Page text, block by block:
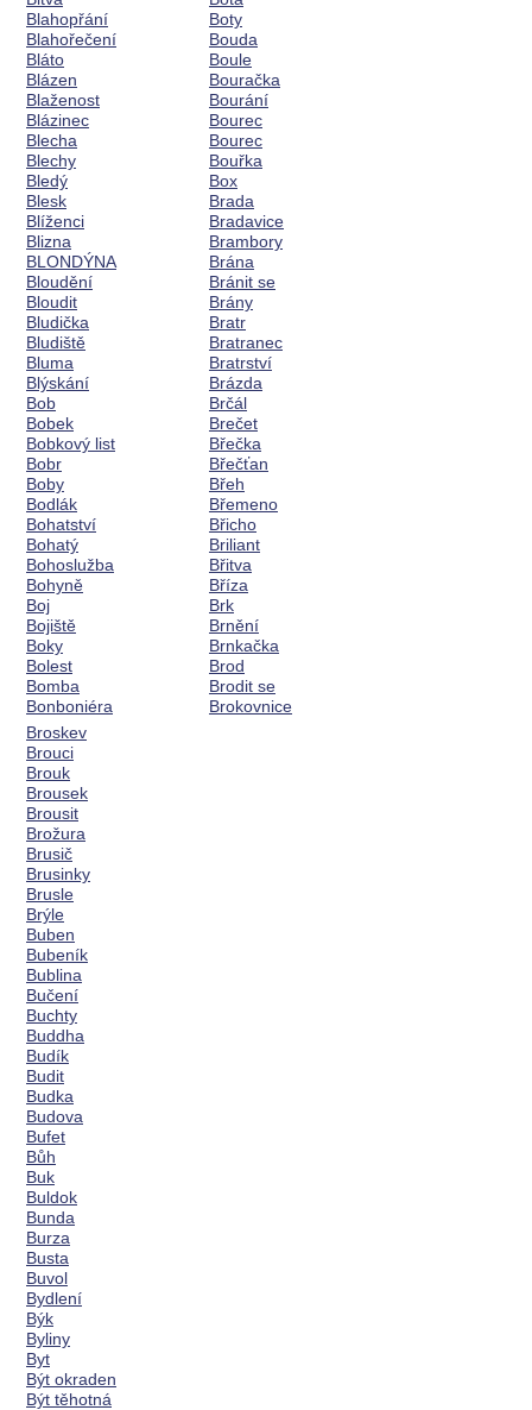
Blahopřání
Blahořečení
Bláto
Blázen
Blaženost
Blázinec
Blecha
Blechy
Bledý
Blesk
Blíženci
Blizna
BLONDÝNA
Bloudění
Bloudit
Bludička
Bludiště
Bluma
Blýskání
Bob
Bobek
Bobkový list
Bobr
Boby
Bodlák
Bohatství
Bohatý
Bohoslužba
Bohyně
Boj
Bojiště
Boky
Bolest
Bomba
Bonboniéra
Boty
Bouda
Boule
Bouračka
Bourání
Bourec
Bourec
Bouřka
Box
Brada
Bradavice
Brambory
Brána
Bránit se
Brány
Bratr
Bratranec
Bratrství
Brázda
Brčál
Brečet
Břečka
Břečťan
Břeh
Břemeno
Břicho
Briliant
Břitva
Bříza
Brk
Brnění
Brnkačka
Brod
Brodit se
Brokovnice
Broskev
Brouci
Brouk
Brousek
Brousit
Brožura
Brusič
Brusinky
Brusle
Brýle
Buben
Bubeník
Bublina
Bučení
Buchty
Buddha
Budík
Budit
Budka
Budova
Bufet
Bůh
Buk
Buldok
Bunda
Burza
Busta
Buvol
Bydlení
Býk
Byliny
Byt
Být okraden
Být těhotná